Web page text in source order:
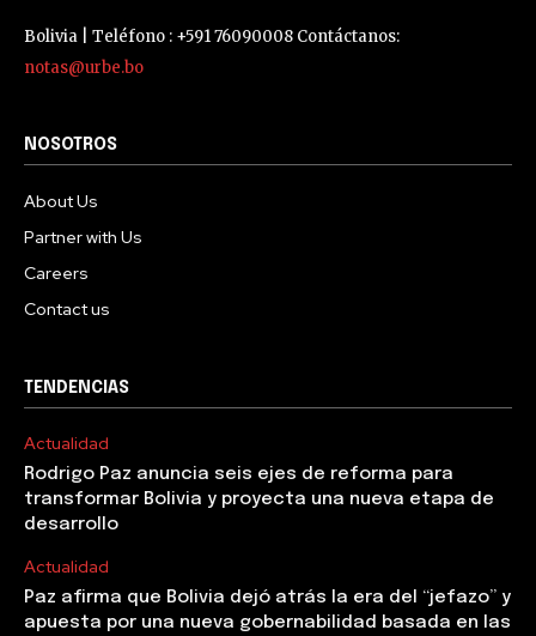
Bolivia | Teléfono : +591 76090008 Contáctanos:
notas@urbe.bo
NOSOTROS
About Us
Partner with Us
Careers
Contact us
TENDENCIAS
Actualidad
Rodrigo Paz anuncia seis ejes de reforma para
transformar Bolivia y proyecta una nueva etapa de
desarrollo
Actualidad
Paz afirma que Bolivia dejó atrás la era del “jefazo” y
apuesta por una nueva gobernabilidad basada en las